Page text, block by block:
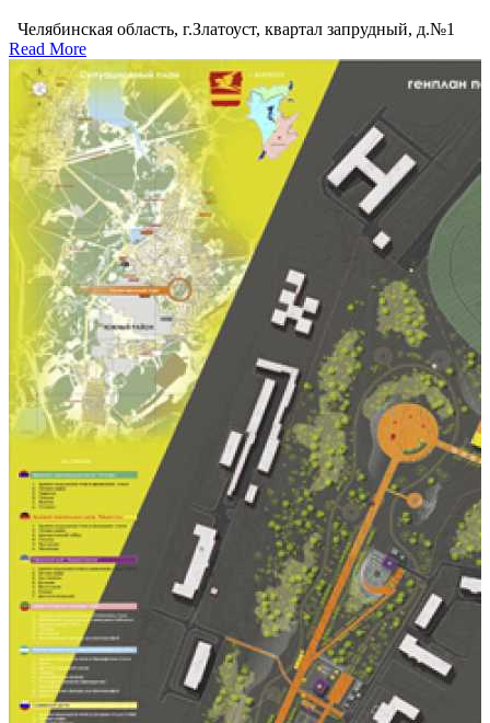
Челябинская область, г.Златоуст, квартал запрудный, д.№1
Read More